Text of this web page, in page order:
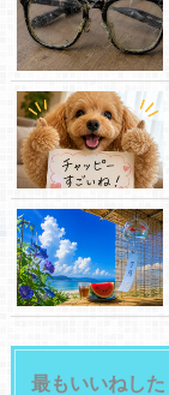
最もいいねした